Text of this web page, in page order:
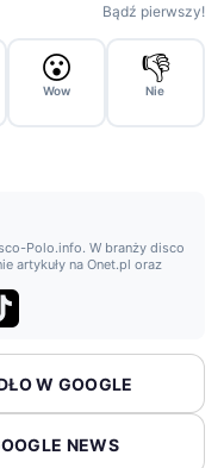
Bądź pierwszy!
😮
Wow
👎
Nie
Polo.info. W branży disco
artykuły na Onet.pl oraz
W GOOGLE
NEWS